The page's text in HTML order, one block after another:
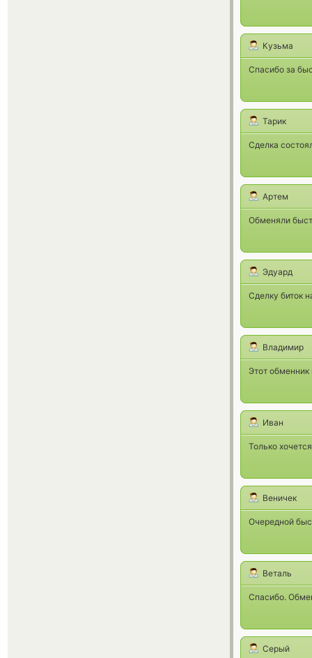
Кузьма
Спасибо за
Тарик
Сделка
Артем
Обменяли
Эдуард
Сделку биток
Владимир
Этот
Иван
Только
Веничек
Очередной
Веталь
Спасибо.
Серый